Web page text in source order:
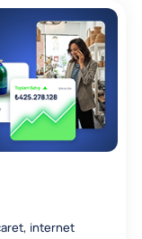
internet